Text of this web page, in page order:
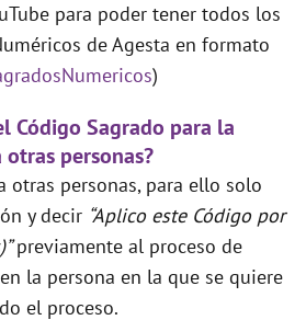
para poder tener todos los
de Agesta en formato
)
Código Sagrado para la
personas?
otras personas, para ello solo
y decir “Aplico este Código por
previamente al proceso de
la persona en la que se quiere
el proceso.